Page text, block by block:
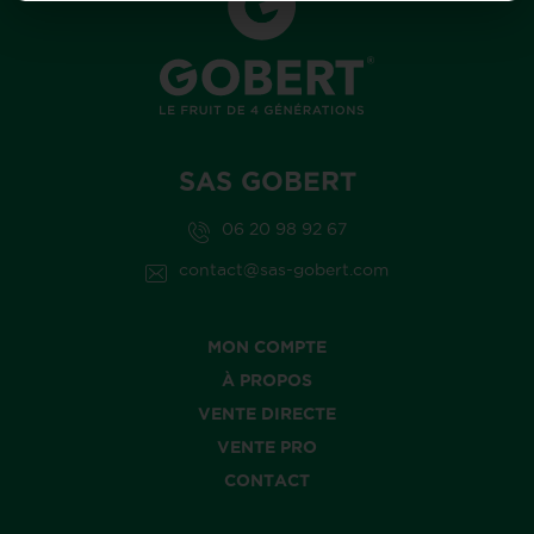
SAS GOBERT
06 20 98 92 67
contact@sas-gobert.com
MON COMPTE
À PROPOS
VENTE DIRECTE
VENTE PRO
CONTACT